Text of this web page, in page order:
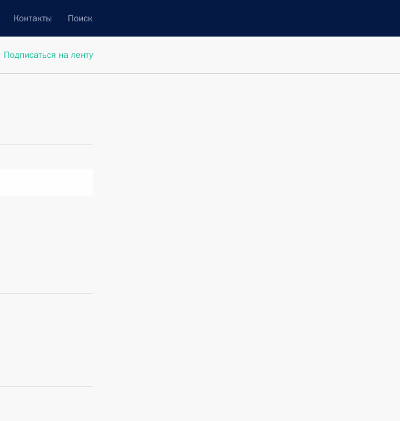
Контакты Поиск
Подписаться на ленту